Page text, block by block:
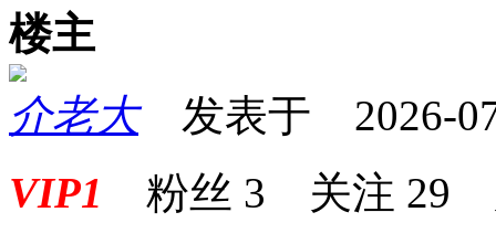
楼主
介老大发表于 2026-
VIP1 粉丝 3 关注 29